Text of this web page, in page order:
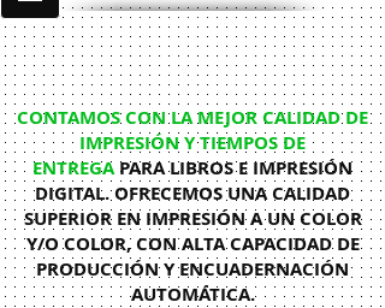
CONTAMOS CON LA MEJOR CALIDAD DE
IMPRESIÓN Y TIEMPOS DE
ENTREGAPARA LIBROS E IMPRESIÓN
DIGITAL. OFRECEMOS UNA CALIDAD
SUPERIOR EN IMPRESIÓN A UN COLOR
Y/O COLOR, CON ALTA CAPACIDAD DE
PRODUCCIÓN Y ENCUADERNACIÓN
AUTOMÁTICA.